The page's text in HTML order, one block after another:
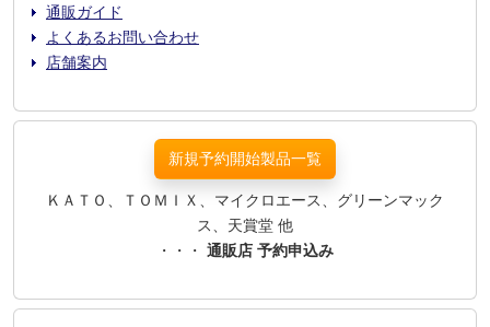
通販ガイド
よくあるお問い合わせ
店舗案内
新規予約開始製品一覧
ＫＡＴＯ、ＴＯＭＩＸ、マイクロエース、グリーンマック
ス、天賞堂 他
・・・ 通販店 予約申込み